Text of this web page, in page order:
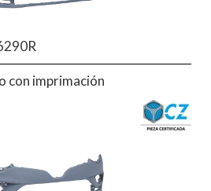
con imprimación